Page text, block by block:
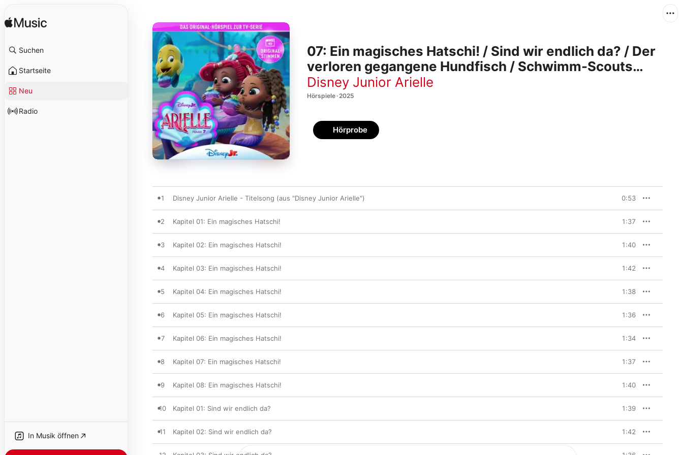
Suchen
Startseite
Neu
Radio
In Musik öffnen
07: Ein magisches Hatschi! / Sind wir endlich da? / Der
verloren gegangene Hundfisch / Schwimm-Scouts
(Hörspiel zur Disney TV-Serie)
Disney Junior Arielle
Hörspiele · 2025
Hörprobe
1 Disney Junior Arielle - Titelsong (aus "Disney Junior Arielle") 0:53
2 Kapitel 01: Ein magisches Hatschi! 1:37
3 Kapitel 02: Ein magisches Hatschi! 1:40
4 Kapitel 03: Ein magisches Hatschi! 1:42
5 Kapitel 04: Ein magisches Hatschi! 1:38
6 Kapitel 05: Ein magisches Hatschi! 1:36
7 Kapitel 06: Ein magisches Hatschi! 1:34
8 Kapitel 07: Ein magisches Hatschi! 1:37
9 Kapitel 08: Ein magisches Hatschi! 1:40
10 Kapitel 01: Sind wir endlich da? 1:39
11 Kapitel 02: Sind wir endlich da? 1:42